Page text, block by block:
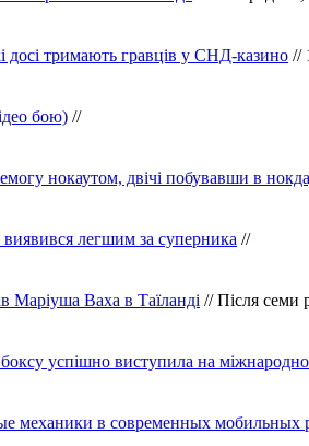
досі тримають гравців у СНД-казино //
бою) //
нокаутом, двічі побувавши в
легшим за суперника //
Маріуша Ваха в Таїланді // Після семи
боксу успішно виступила на
механики в современных мобильных